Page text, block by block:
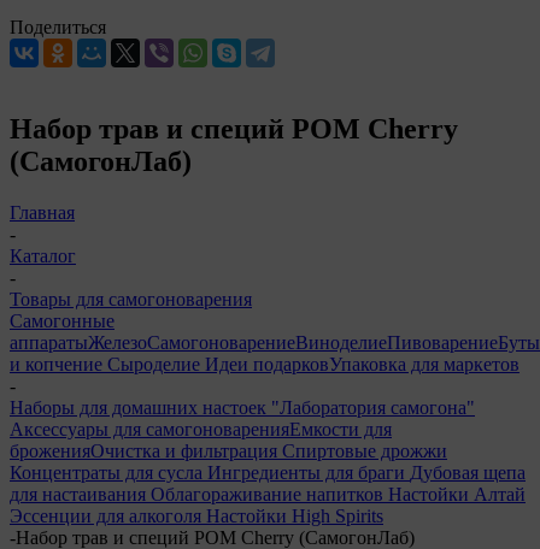
Поделиться
Набор трав и специй РОМ Cherry
(СамогонЛаб)
Главная
-
Каталог
-
Товары для самогоноварения
Самогонные
аппаратыЖелезоСамогоноварениеВиноделиеПивоварение
и копчение Сыроделие Идеи подарковУпаковка для маркетов
-
Наборы для домашних настоек "Лаборатория самогона"
Аксессуары для самогоноваренияЕмкости для
броженияОчистка и фильтрация Спиртовые дрожжи
Концентраты для сусла Ингредиенты для браги Дубовая щепа
для настаивания Облагораживание напитков Настойки Алтай
Эссенции для алкоголя Настойки High Spirits
-Набор трав и специй РОМ Cherry (СамогонЛаб)